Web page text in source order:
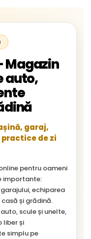
Magazin
auto,
garaj,
de zi
pentru oameni
importante:
echiparea
și grădină.
scule și unelte,
liber și
simplu pe